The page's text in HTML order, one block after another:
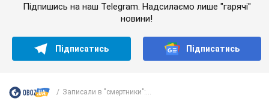
Підпишись на наш Telegram. Надсилаємо лише "гарячі"
новини!
Підписатись Підписатись
Записали в "смертники":...